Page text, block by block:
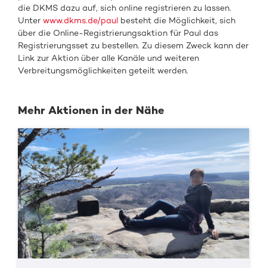
die DKMS dazu auf, sich online registrieren zu lassen.
Unterwww.dkms.de/paul besteht die Möglichkeit, sich
über die Online-Registrierungsaktion für Paul das
Registrierungsset zu bestellen. Zu diesem Zweck kann der
Link zur Aktion über alle Kanäle und weiteren
Verbreitungsmöglichkeiten geteilt werden.
Mehr Aktionen in der Nähe